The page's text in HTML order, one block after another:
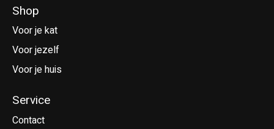
Shop
Voor je kat
Voor jezelf
Voor je huis
Service
Contact